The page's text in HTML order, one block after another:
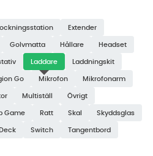
Extender
Golvmatta Hållare Headset
Laddare Laddningskit
Go Mikrofon Mikrofonarm
Multiställ Övrigt
Game Ratt Skal Skyddsglas
Switch Tangentbord